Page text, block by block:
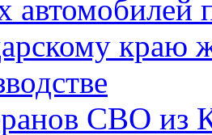
автомобилей
краю
СВО из